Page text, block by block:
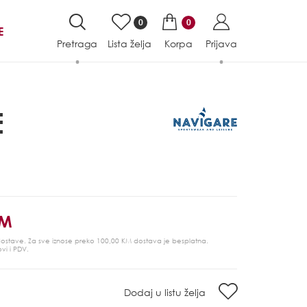
Pretraga
0
Lista želja
0
Korpa Prijava
Za sve iznose preko 100,00 KM dostava je besplatna.
i PDV.
Dodaj u listu želja